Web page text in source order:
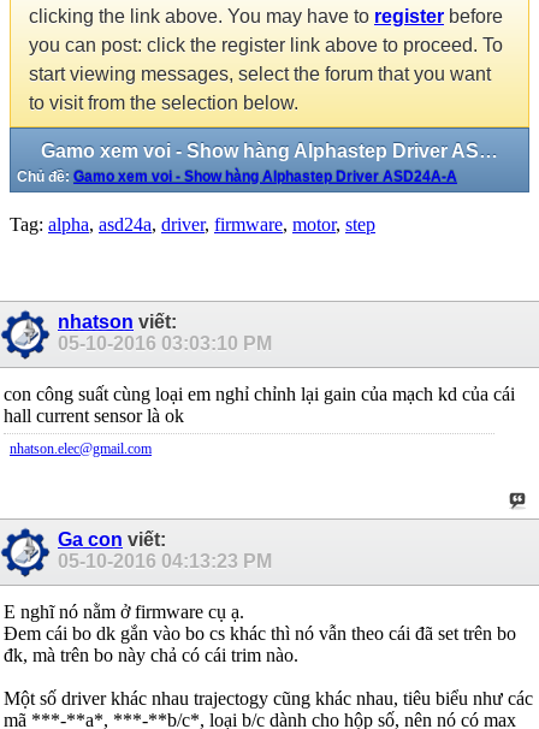
clicking the link above. You may have to register before
you can post: click the register link above to proceed. To
start viewing messages, select the forum that you want
to visit from the selection below.
Gamo xem voi - Show hàng Alphastep Driver ASD24A-A
Chủ đề: Gamo xem voi - Show hàng Alphastep Driver ASD24A-A
Tag: alpha, asd24a, driver, firmware, motor, step
nhatson viết:
05-10-2016 03:03:10 PM
con công suất cùng loại em nghỉ chỉnh lại gain của mạch kd của cái
hall current sensor là ok
nhatson.elec@gmail.com
Ga con viết:
05-10-2016 04:13:23 PM
E nghĩ nó nằm ở firmware cụ ạ.
Đem cái bo dk gắn vào bo cs khác thì nó vẫn theo cái đã set trên bo
đk, mà trên bo này chả có cái trim nào.
Một số driver khác nhau trajectogy cũng khác nhau, tiêu biểu như các
mã ***-**a*, ***-**b/c*, loại b/c dành cho hộp số, nên nó có max